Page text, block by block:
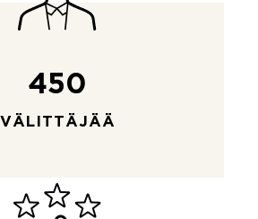
450
VÄLITTÄJÄÄ